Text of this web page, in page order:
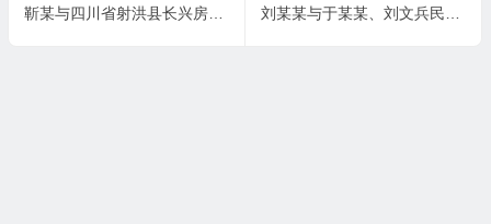
靳某与四川省射洪县长兴房地产开发有限责任公司西藏分公司商品房预约合同纠纷二审民事判决书
刘某某与于某某、刘文兵民间借贷纠纷一审民事判决书